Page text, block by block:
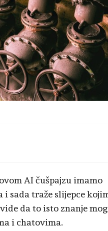
AI čušpajzu imamo
sada traže slijepce
da to isto znanje
i chatovima.